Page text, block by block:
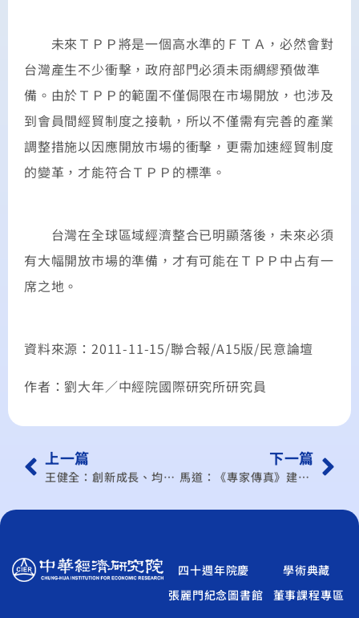
未來ＴＰＰ將是一個高水準的ＦＴＡ，必然會對
台灣產生不少衝擊，政府部門必須未雨綢繆預做準
備。由於ＴＰＰ的範圍不僅侷限在市場開放，也涉及
到會員間經貿制度之接軌，所以不僅需有完善的產業
調整措施以因應開放市場的衝擊，更需加速經貿制度
的變革，才能符合ＴＰＰ的標準。
台灣在全球區域經濟整合已明顯落後，未來必須
有大幅開放市場的準備，才有可能在ＴＰＰ中占有一
席之地。
資料來源：2011-11-15/聯合報/A15版/民意論壇
作者：劉大年／中經院國際研究所研究員
上一篇
王健全：創新成長、均富所得、永續發展
下一篇
馬道：《專家傳真》建立新興產業 創新生態體系
四十週年院慶
學術典藏
張麗門紀念圖書館
董事課程專區